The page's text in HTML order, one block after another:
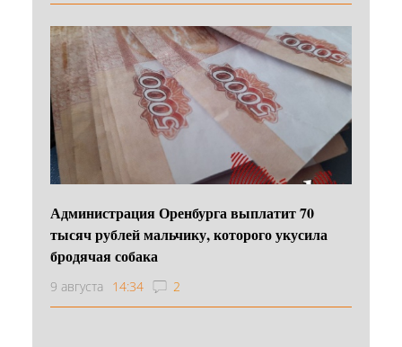
Администрация Оренбурга выплатит 70
тысяч рублей мальчику, которого укусила
бродячая собака
9 августа 14:34 2